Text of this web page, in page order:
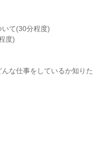
て(30分程度)
度)
な仕事をしているか知りた